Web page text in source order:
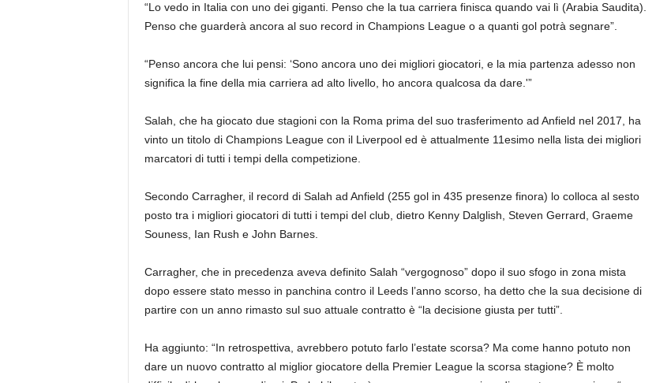
“Lo vedo in Italia con uno dei giganti. Penso che la tua carriera finisca quando vai lì (Arabia Saudita).
Penso che guarderà ancora al suo record in Champions League o a quanti gol potrà segnare”.
“Penso ancora che lui pensi: ‘Sono ancora uno dei migliori giocatori, e la mia partenza adesso non
significa la fine della mia carriera ad alto livello, ho ancora qualcosa da dare.'”
Salah, che ha giocato due stagioni con la Roma prima del suo trasferimento ad Anfield nel 2017, ha
vinto un titolo di Champions League con il Liverpool ed è attualmente 11esimo nella lista dei migliori
marcatori di tutti i tempi della competizione.
Secondo Carragher, il record di Salah ad Anfield (255 gol in 435 presenze finora) lo colloca al sesto
posto tra i migliori giocatori di tutti i tempi del club, dietro Kenny Dalglish, Steven Gerrard, Graeme
Souness, Ian Rush e John Barnes.
Carragher, che in precedenza aveva definito Salah “vergognoso” dopo il suo sfogo in zona mista
dopo essere stato messo in panchina contro il Leeds l’anno scorso, ha detto che la sua decisione di
partire con un anno rimasto sul suo attuale contratto è “la decisione giusta per tutti”.
Ha aggiunto: “In retrospettiva, avrebbero potuto farlo l’estate scorsa? Ma come hanno potuto non
dare un nuovo contratto al miglior giocatore della Premier League la scorsa stagione? È molto